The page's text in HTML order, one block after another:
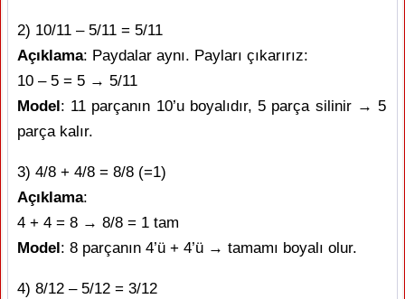
2) 10/11 – 5/11 = 5/11
Açıklama: Paydalar aynı. Payları çıkarırız:
10 – 5 = 5 → 5/11
Model : 11 parçanın 10’u boyalıdır, 5 parça silinir → 5
parça kalır.
3) 4/8 + 4/8 = 8/8 (=1)
Açıklama:
4 + 4 = 8 → 8/8 = 1 tam
Model : 8 parçanın 4’ü + 4’ü → tamamı boyalı olur.
4) 8/12 – 5/12 = 3/12